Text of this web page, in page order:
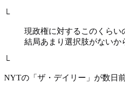
└
現政権に対するこのくら
結局あまり選択肢がないか
└
NYTの「ザ・デイリー」が数日